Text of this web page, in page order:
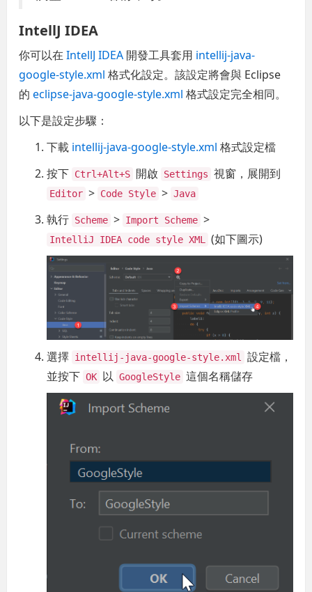
IntellJ IDEA
你可以在IntellJ IDEA 開發工具套用 intellij-java-
google-style.xml 格式化設定。該設定將會與 Eclipse
的eclipse-java-google-style.xml 格式設定完全相同。
以下是設定步驟：
下載 intellij-java-google-style.xml 格式設定檔
按下 Ctrl+Alt+S 開啟 Settings 視窗，展開到
Editor > Code Style > Java
執行 Scheme > Import Scheme >
IntelliJ IDEA code style XML (如下圖示)
選擇 intellij-java-google-style.xml
設定檔，
並按下 OK 以 GoogleStyle 這個名稱儲存